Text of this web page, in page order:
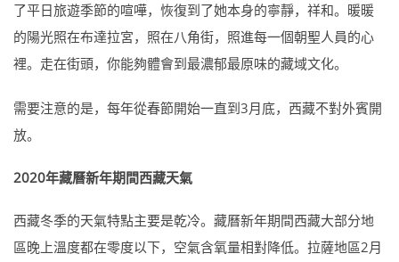
了平日旅遊季節的喧嘩，恢復到了她本身的寧靜，祥和。暖暖
的陽光照在布達拉宮，照在八角街，照進每一個朝聖人員的心
裡。走在街頭，你能夠體會到最濃郁最原味的藏域文化。
需要注意的是，每年從春節開始一直到3月底，西藏不對外賓開
放。
2020年藏曆新年期間西藏天氣
西藏冬季的天氣特點主要是乾冷。藏曆新年期間西藏大部分地
區晚上溫度都在零度以下，空氣含氧量相對降低。拉薩地區2月